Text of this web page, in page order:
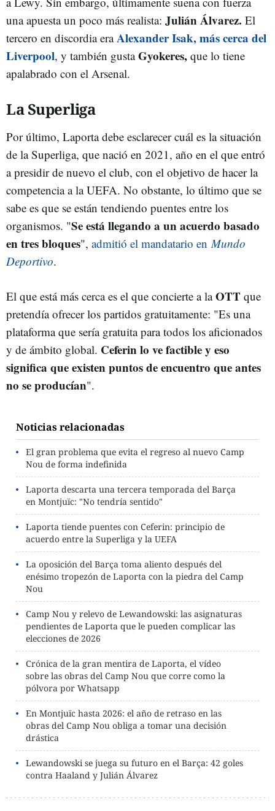
una apuesta un poco más realista: Julián Álvarez. El
tercero en discordia eraAlexander Isak, más cerca del
Liverpool, y también gustaGyokeres, que lo tiene
apalabrado con el Arsenal.
La Superliga
Por último, Laporta debe esclarecer cuál es la situación
de la Superliga, que nació en 2021, año en el que entró
a presidir de nuevo el club, con el objetivo de hacer la
competencia a la UEFA. No obstante, lo último que se
sabe es que se están tendiendo puentes entre los
organismos. "Se está llegando a un acuerdo basado
en tres bloques", admitió el mandatario enMundo
Deportivo.
El que está más cerca es el que concierte a laOTT que
pretendía ofrecer los partidos gratuitamente: "Es una
plataforma que sería gratuita para todos los aficionados
y de ámbito global. Ceferin lo ve factible y eso
significa que existen puntos de encuentro que antes
no se producían".
Noticias relacionadas
El gran problema que evita el regreso al nuevo Camp
Nou de forma indefinida
Laporta descarta una tercera temporada del Barça
en Montjuïc: "No tendría sentido"
Laporta tiende puentes con Ceferin: principio de
acuerdo entre la Superliga y la UEFA
La oposición del Barça toma aliento después del
enésimo tropezón de Laporta con la piedra del Camp
Nou
Camp Nou y relevo de Lewandowski: las asignaturas
pendientes de Laporta que le pueden complicar las
elecciones de 2026
Crónica de la gran mentira de Laporta, el vídeo
sobre las obras del Camp Nou que corre como la
pólvora por Whatsapp
En Montjuïc hasta 2026: el año de retraso en las
obras del Camp Nou obliga a tomar una decisión
drástica
Lewandowski se juega su futuro en el Barça: 42 goles
contra Haaland y Julián Álvarez